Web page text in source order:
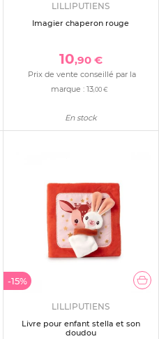
LILLIPUTIENS
Imagier chaperon rouge
10,90 €
Prix de vente conseillé par la
marque : 13,00 €
En stock
-15%
LILLIPUTIENS
Livre pour enfant stella et son
doudou